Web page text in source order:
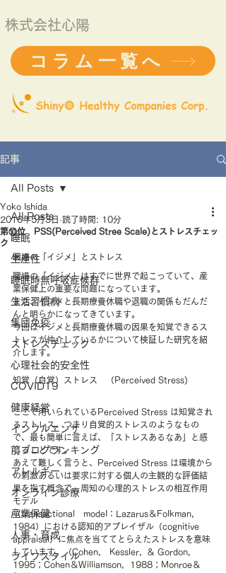
株式会社心陽
コラム一覧へ
記事
All Posts
睡眠
生産性
睡眠時無呼吸症候群
生活習慣病
集団免疫
ストレスチェック
心理社会的安全性
COVID19
健康経営
インフルエンザ
前ブログランキング
アレルギー
オンライン診療
産業保健
人事・育成
ライフスタイル
All Posts
第⑩位 PSS(Perceived Stree Scale)とストレスチェッ
ク
Yoko Ishida
2016年5月3日 読了時間: 10分
職場の「イジメ」とストレス
職場の「イジメ」はすでに世界で起こっていて、産
業保健上の重要な問題になっています。
また、イジメと長期療養休職や退職の関係もだんだ
んと明らかになってきています。
今回はイジメと長期療養休職の因果を知覚できるス
トレスが仲介しているかについて検証した研究を紹
介します。
知覚（自覚）ストレス　（Perceived Stress)
ここで用いられているPerceived Stress は知覚され
るストレス、つまり自覚的ストレスのようなもの
で、最も簡単に言えば、「ストレスあるなあ」と感
じることです。
あえて難しく言うと、Perceived Stress は環境から
の刺激あるいは要求に対する個人の主観的な評価結
果を指す概念で、周知の心理的ストレスの相互作用
モデル
（transactional　modeI：Lazarus＆FoIkman，
1984）における認知的アプレイザル（cognitive
appraisal）に焦点を当ててとらえたストレスを意味
しています。（Cohen， Kessler，& Gordon，
1995；Cohen＆Williamson，1988；Monroe＆